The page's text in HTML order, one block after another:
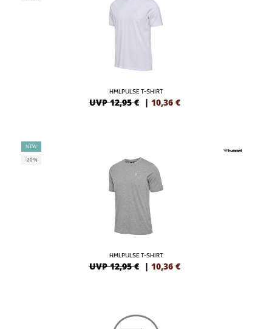
HMLPULSE T-SHIRT
UVP 12,95 € | 10,36 €
NEW
-20%
HMLPULSE T-SHIRT
UVP 12,95 € | 10,36 €